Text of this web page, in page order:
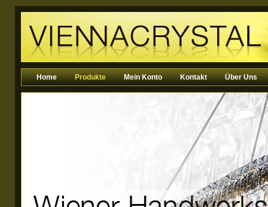
Home Produkte Mein Konto Kontakt Über Uns